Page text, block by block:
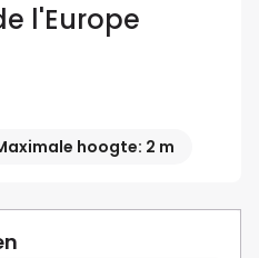
l'Europe
hoogte: 2 m